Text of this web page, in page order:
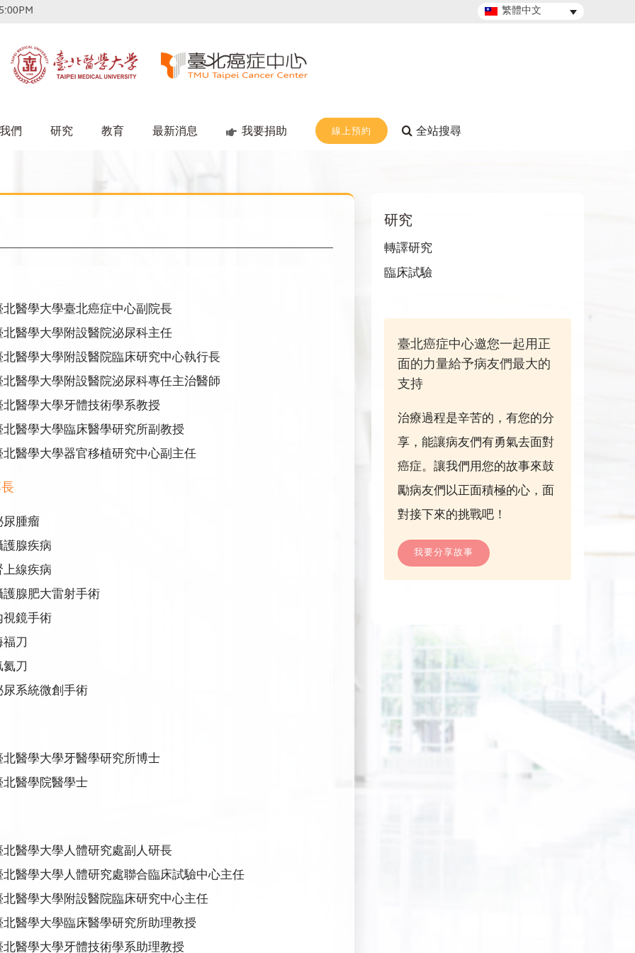
繁體中文
們 研究 教育 最新消息 我要捐助 線上預約
醫學大學臺北癌症中心副院長
醫學大學附設醫院泌尿科主任
醫學大學附設醫院臨床研究中心執行長
醫學大學附設醫院泌尿科專任主治醫師
醫學大學牙體技術學系教授
醫學大學臨床醫學研究所副教授
醫學大學器官移植研究中心副主任
腫瘤
腺疾病
線疾病
腺肥大雷射手術
鏡手術
刀
刀
系統微創手術
醫學大學牙醫學研究所博士
醫學院醫學士
醫學大學人體研究處副人研長
醫學大學人體研究處聯合臨床試驗中心主任
醫學大學附設醫院臨床研究中心主任
醫學大學臨床醫學研究所助理教授
醫學大學牙體技術學系助理教授
研究
轉譯研究
臨床試驗
臺北癌症中心邀您一起用正
面的力量給予病友們最大的
支持
治療過程是辛苦的，有您的分
享，能讓病友們有勇氣去面對
癌症。讓我們用您的故事來鼓
勵病友們以正面積極的心，面
對接下來的挑戰吧！
我要分享故事